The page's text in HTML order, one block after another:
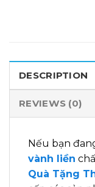
DESCRIPTION
REVIEWS (0)
Nếu bạn
vành liền
Quà Tặng